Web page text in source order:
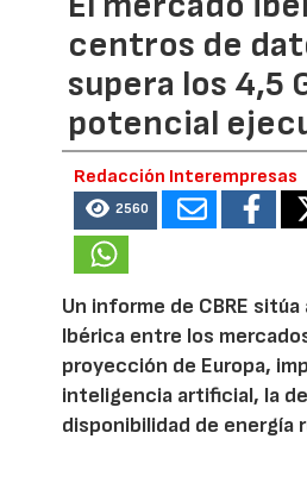
centros de
supera los 4,5
potencial
Redacción Interempresas
2560
Un informe de CBRE sitúa
Ibérica entre los
proyección de Europa,
inteligencia artificial, la
disponibilidad de energía